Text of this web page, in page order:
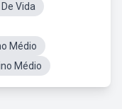
Vida
Médio
Médio